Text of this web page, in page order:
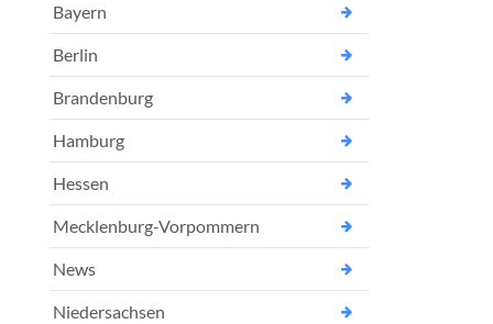
Bayern
Berlin
Brandenburg
Hamburg
Hessen
Mecklenburg-Vorpommern
News
Niedersachsen